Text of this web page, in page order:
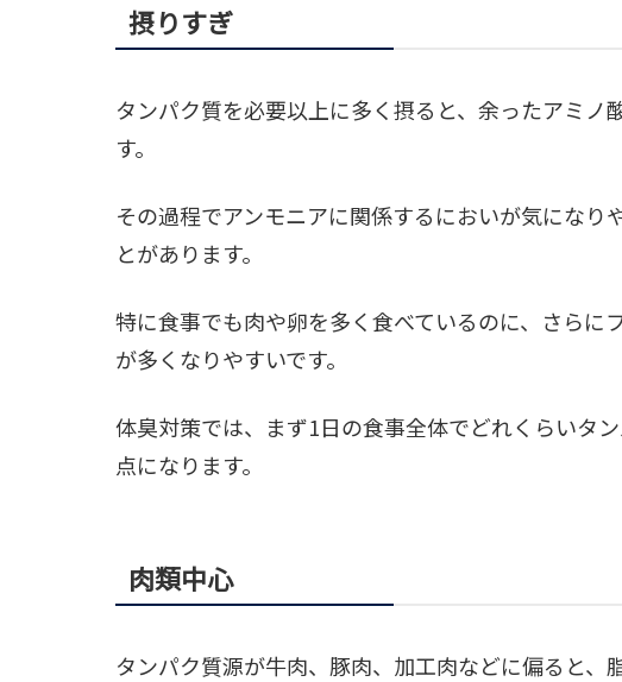
摂りすぎ
タンパク質を必要以上に多く摂ると、余ったアミ
す。
その過程でアンモニアに関係するにおいが気にな
とがあります。
特に食事でも肉や卵を多く食べているのに、さら
が多くなりやすいです。
体臭対策では、まず1日の食事全体でどれくらいタ
点になります。
肉類中心
タンパク質源が牛肉、豚肉、加工肉などに偏ると、